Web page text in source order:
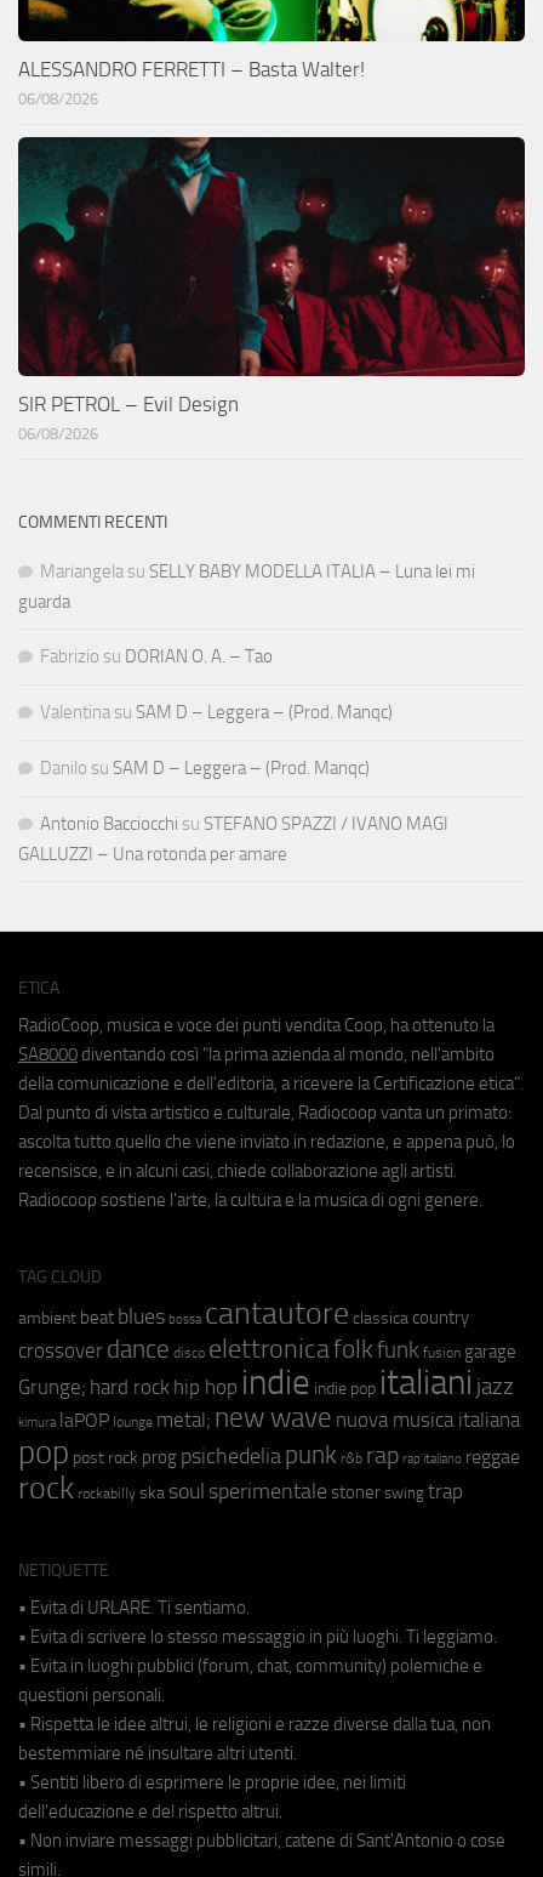
ALESSANDRO FERRETTI – Basta Walter!
06/08/2026
SIR PETROL – Evil Design
06/08/2026
COMMENTI RECENTI
Mariangela su SELLY BABY MODELLA ITALIA – Luna lei mi
guarda
Fabrizio su DORIAN O. A. – Tao
Valentina su SAM D – Leggera – (Prod. Manqc)
Danilo su SAM D – Leggera – (Prod. Manqc)
Antonio Bacciocchi su STEFANO SPAZZI / IVANO MAGI
GALLUZZI – Una rotonda per amare
ETICA
RadioCoop, musica e voce dei punti vendita Coop, ha ottenuto la
SA8000 diventando così "la prima azienda al mondo, nell'ambito
della comunicazione e dell'editoria, a ricevere la Certificazione etica".
Dal punto di vista artistico e culturale, Radiocoop vanta un primato:
ascolta tutto quello che viene inviato in redazione, e appena può, lo
recensisce, e in alcuni casi, chiede collaborazione agli artisti.
Radiocoop sostiene l'arte, la cultura e la musica di ogni genere.
TAG CLOUD
ambient beat blues bossa cantautore classica country
crossover dance disco elettronicafolkfunk fusion garage
Grunge; hard rock hip hop indie indie pop italiani jazz
kimura laPOP lounge metal; new wave nuova musica italiana
pop post rock prog psichedeliapunk r&b rap rap italiano reggae
rock rockabilly ska soul sperimentale stoner swing trap
NETIQUETTE
• Evita di URLARE. Ti sentiamo.
• Evita di scrivere lo stesso messaggio in più luoghi. Ti leggiamo.
• Evita in luoghi pubblici (forum, chat, community) polemiche e
questioni personali.
• Rispetta le idee altrui, le religioni e razze diverse dalla tua, non
bestemmiare né insultare altri utenti.
• Sentiti libero di esprimere le proprie idee, nei limiti
dell'educazione e del rispetto altrui.
• Non inviare messaggi pubblicitari, catene di Sant'Antonio o cose
simili.